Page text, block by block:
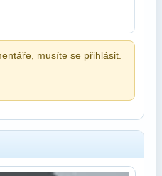
musíte se přihlásit.